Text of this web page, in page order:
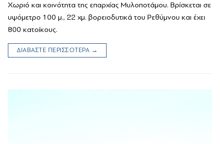
Χωριό και κοινότητα της επαρχίας Μυλοποτάμου. Βρίσκεται σε
υψόμετρο 100 μ., 22 χμ. βορειοδυτικά του Ρεθύμνου και έχει
800 κατοίκους.
ΔΙΑΒΑΣΤΕ ΠΕΡΙΣΣΟΤΕΡΑ →